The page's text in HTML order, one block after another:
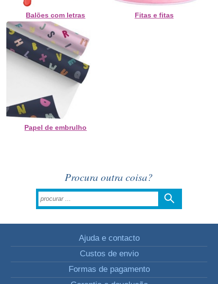
Balões com letras Fitas e fitas
Papel de embrulho
Procura outra coisa?
Ajuda e contacto
Custos de envio
Formas de pagamento